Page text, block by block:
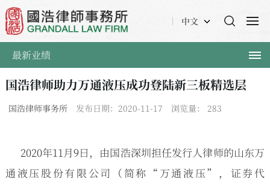
中文
最新业绩
国浩律师助力万通液压成功登陆新三板精选层
国浩律师事务所 发布日期：2020-11-17 浏览量： 283
2020年11月9日，由国浩深圳担任发行人律师的山东万
通液压股份有限公司（简称“万通液压”，证券代